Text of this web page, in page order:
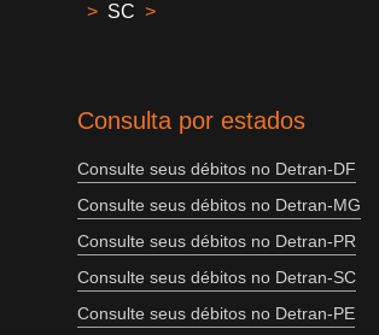
> SC >
Consulta por estados
Consulte seus débitos no Detran-DF
Consulte seus débitos no Detran-MG
Consulte seus débitos no Detran-PR
Consulte seus débitos no Detran-SC
Consulte seus débitos no Detran-PE